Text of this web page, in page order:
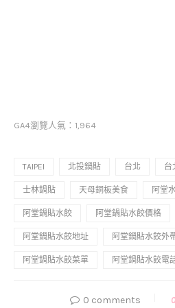
GA4瀏覽人氣：1,964
TAIPEI 北投鍋貼 台北 台
士林鍋貼 天母銅板美食 阿堂
阿堂鍋貼水餃 阿堂鍋貼水餃價格
阿堂鍋貼水餃地址 阿堂鍋貼水餃外
阿堂鍋貼水餃菜單 阿堂鍋貼水餃電
0 comments 0